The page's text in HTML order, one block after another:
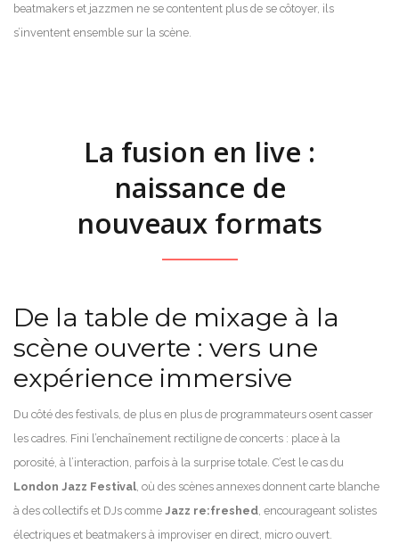
beatmakers et jazzmen ne se contentent plus de se côtoyer, ils
s’inventent ensemble sur la scène.
La fusion en live :
naissance de
nouveaux formats
De la table de mixage à la
scène ouverte : vers une
expérience immersive
Du côté des festivals, de plus en plus de programmateurs osent casser
les cadres. Fini l’enchaînement rectiligne de concerts : place à la
porosité, à l’interaction, parfois à la surprise totale. C’est le cas du
London Jazz Festival , où des scènes annexes donnent carte blanche
à des collectifs et DJs comme Jazz re:freshed , encourageant solistes
électriques et beatmakers à improviser en direct, micro ouvert.